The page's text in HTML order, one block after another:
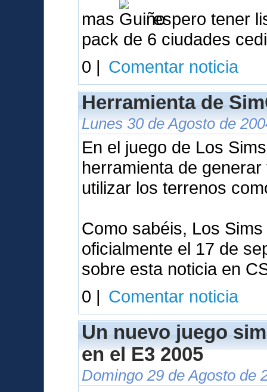
mas
espero tener
pack de 6 ciudades
0 | Comentar noticia
Herramienta de
Lunes 30 de Agosto de
En el juego de Los
herramienta de
utilizar los terrenos
Como sabéis, Los
oficialmente el 17 de
sobre esta noticia en
0 | Comentar noticia
Un nuevo juego
en el E3 2005
Domingo 29 de Agosto de